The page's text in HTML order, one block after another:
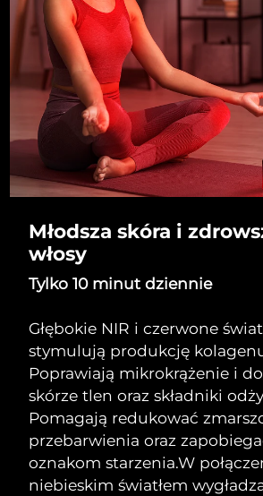
Młodsza skóra i
włosy
Tylko 10 minut dziennie
Głębokie NIR i czerwone
stymulują produkcję
Poprawiają mikrokrążenie i
skórze tlen oraz składniki
Pomagają redukować
przebarwienia oraz
oznakom starzenia.W
niebieskim światłem